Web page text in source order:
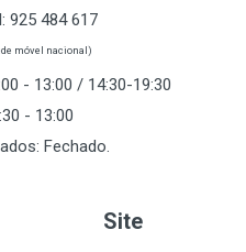
925 484 617
móvel nacional)
- 13:00 / 14:30-19:30
- 13:00
Fechado.
Site